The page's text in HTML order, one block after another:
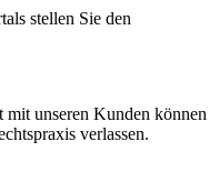
stellen Sie den
unseren Kunden können
verlassen.